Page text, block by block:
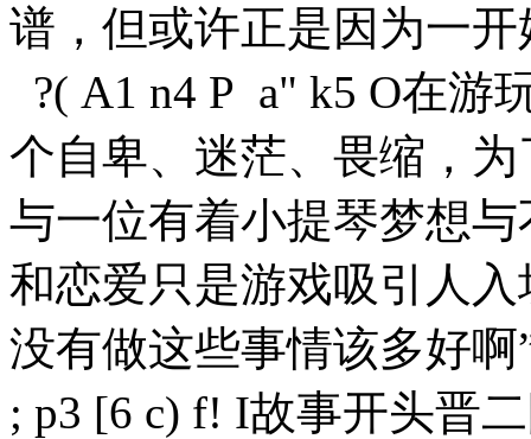
谱，但或许正是因为一
?( A1 n4 P a" k5 O在游
个自卑、迷茫、畏缩，
与一位有着小提琴梦想
和恋爱只是游戏吸引人
没有做这些事情该多好
; p3 [6 c) f! I故事开头晋